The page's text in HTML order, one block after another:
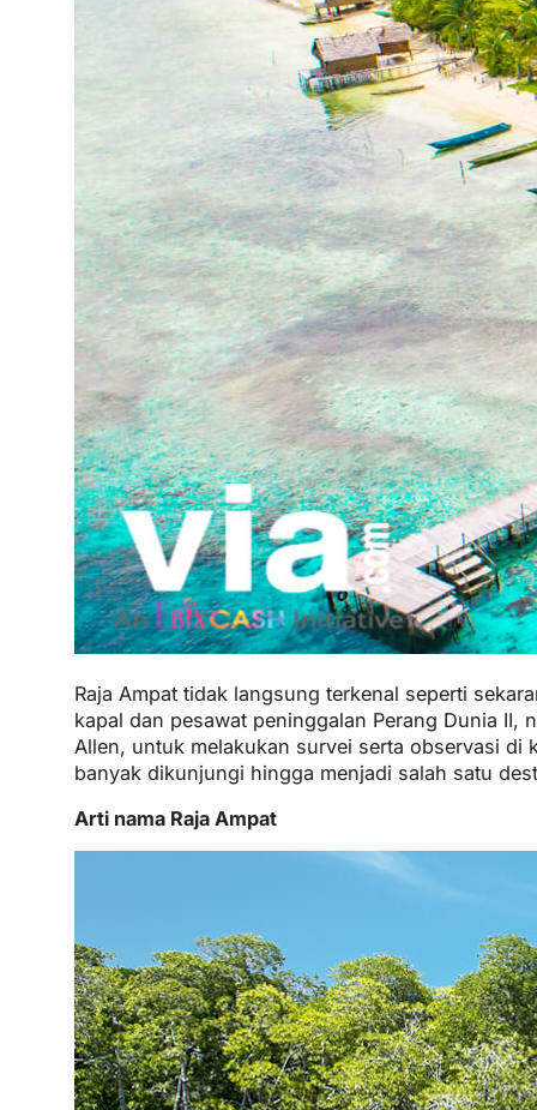
Raja Ampat tidak langsung terkenal seperti
kapal dan pesawat peninggalan Perang Dunia II,
Allen, untuk melakukan survei serta observasi di
banyak dikunjungi hingga menjadi salah satu
Arti nama Raja Ampat